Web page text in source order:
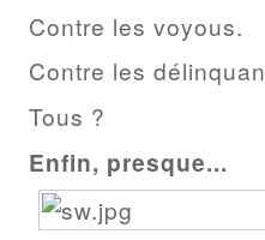
Contre les voyous.
Contre les
Tous ?
Enfin, presque...